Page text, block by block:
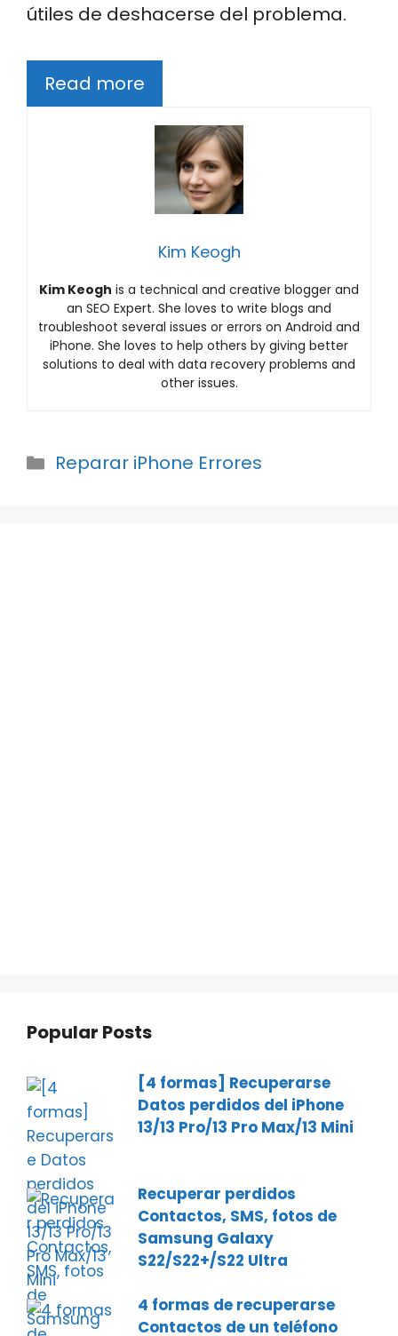
útiles de deshacerse del problema.
Read more
Kim Keogh
Kim Keogh is a technical and creative blogger and
an SEO Expert. She loves to write blogs and
troubleshoot several issues or errors on Android and
iPhone. She loves to help others by giving better
solutions to deal with data recovery problems and
other issues.
Categories
Reparar iPhone Errores
Popular Posts
[4 formas] Recuperarse
Datos perdidos del iPhone
13/13 Pro/13 Pro Max/13 Mini
Recuperar perdidos
Contactos, SMS, fotos de
Samsung Galaxy
S22/S22+/S22 Ultra
4 formas de recuperarse
Contactos de un teléfono